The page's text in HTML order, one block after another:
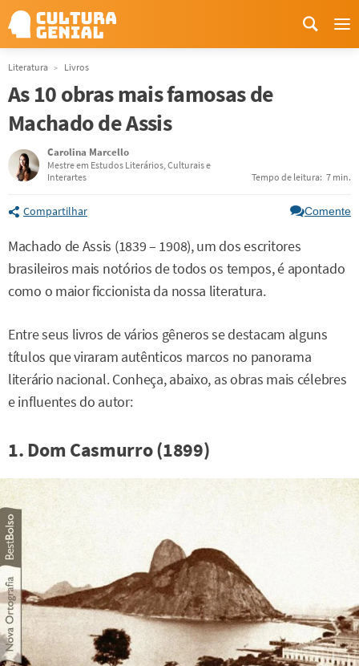
Literatura Livros
As 10 obras mais famosas de
Machado de Assis
Carolina Marcello
Mestre em Estudos Literários, Culturais e
Interartes
Tempo de leitura: 7 min.
Compartilhar Comente
Machado de Assis (1839 – 1908), um dos escritores
brasileiros mais notórios de todos os tempos, é apontado
como o maior ficcionista da nossa literatura.
Entre seus livros de vários gêneros se destacam alguns
títulos que viraram autênticos marcos no panorama
literário nacional. Conheça, abaixo, as obras mais célebres
e influentes do autor:
1. Dom Casmurro (1899)